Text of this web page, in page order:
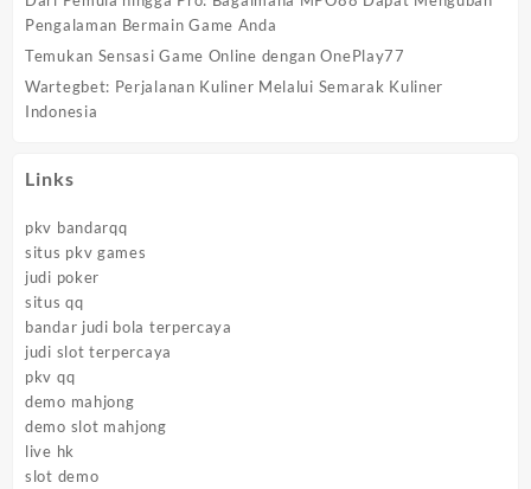
Pengalaman Bermain Game Anda
Temukan Sensasi Game Online dengan OnePlay77
Wartegbet: Perjalanan Kuliner Melalui Semarak Kuliner
Indonesia
Links
pkv bandarqq
situs pkv games
judi poker
situs qq
bandar judi bola terpercaya
judi slot terpercaya
pkv qq
demo mahjong
demo slot mahjong
live hk
slot demo